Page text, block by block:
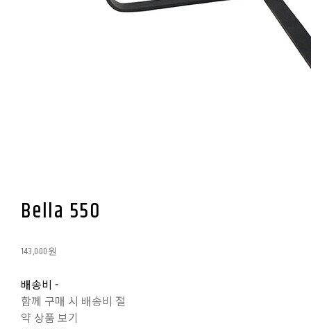
Bella 550
143,000원
배송비 -
함께 구매 시 배송비 절
약 상품 보기